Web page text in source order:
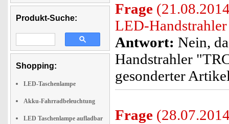
Produkt-Suche:
Shopping:
LED-Taschenlampe
Akku-Fahrradbeleuchtung
LED Taschenlampe aufladbar
Frage
LED-
Antwort: Nein,
Handstrahler
gesonderter
Frage